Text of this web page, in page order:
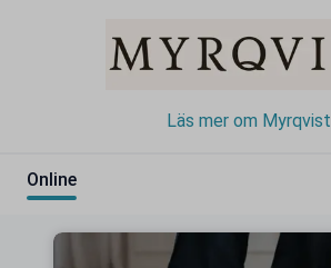
Läs mer om Myrqvist
Online